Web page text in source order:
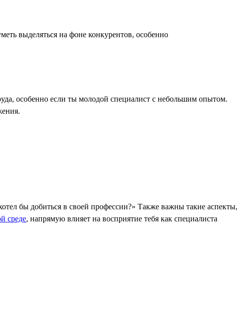
выделяться на фоне конкурентов, особенно
особенно если ты молодой специалист с небольшим опытом.
бы добиться в своей профессии?» Также важны такие аспекты,
среде, напрямую влияет на восприятие тебя как специалиста